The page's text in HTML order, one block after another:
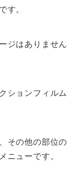
す。
ジはありません
ションフィルム
その他の部位の
ニューです。